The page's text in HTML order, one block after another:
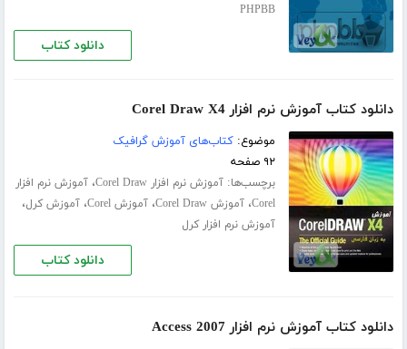
PHPBB
دانلود کتاب
دانلود کتاب آموزش نرم افزار Corel Draw X4
موضوع:کتاب‌های آموزش گرافیک
۹۲ صفحه
برچسب‌ها:آموزش نرم افزار Corel Draw ،آموزش نرم افزار
Corel،آموزش Corel Draw ،آموزش Corel ،آموزش کرل،
آموزش نرم افزار کرل
دانلود کتاب
دانلود کتاب آموزش نرم افزار Access 2007